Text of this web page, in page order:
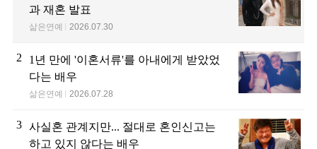
과 재혼 발표
삶은연예 2026.07.30
2
1년 만에 '이혼서류'를 아내에게 받았었
다는 배우
삶은연예 2026.07.28
3 사실혼 관계지만... 절대로 혼인신고는
하고 있지 않다는 배우